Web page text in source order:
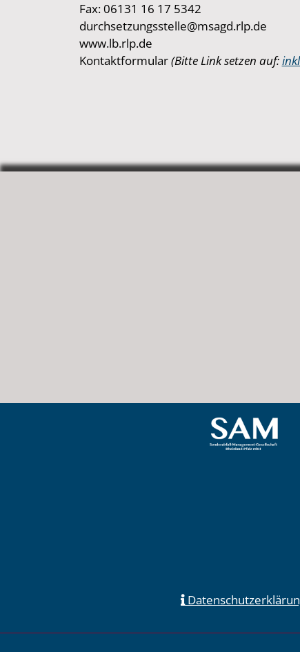
Fax: 06131 16 17 5342
durchsetzungsstelle@msagd.rlp.de
www.lb.rlp.de
Kontaktformular(Bitte Link setzen auf: